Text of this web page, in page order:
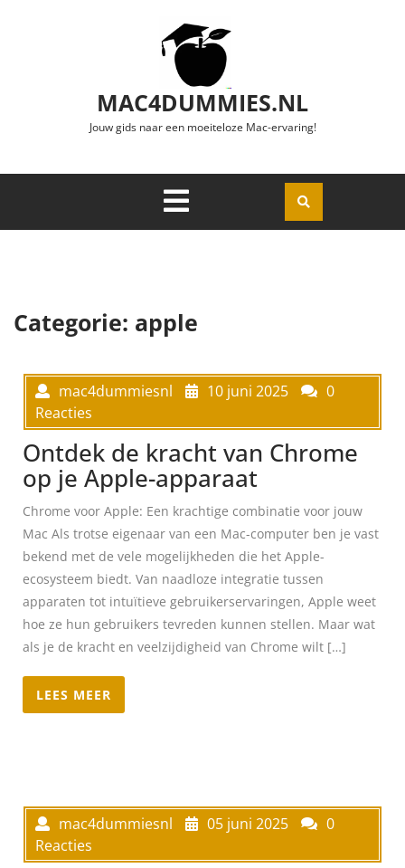
MAC4DUMMIES.NL
Jouw gids naar een moeiteloze Mac-ervaring!
Openen
Categorie: apple
mac4dummiesnl 10 juni 2025
0
Reacties
Ontdek de kracht van Chrome
op je Apple-apparaat
Chrome voor Apple: Een krachtige combinatie voor jouw
Mac Als trotse eigenaar van een Mac-computer ben je vast
bekend met de vele mogelijkheden die het Apple-
ecosysteem biedt. Van naadloze integratie tussen
apparaten tot intuïtieve gebruikerservaringen, Apple weet
hoe ze hun gebruikers tevreden kunnen stellen. Maar wat
als je de kracht en veelzijdigheid van Chrome wilt […]
LEES MEER
mac4dummiesnl 05 juni 2025
0
Reacties